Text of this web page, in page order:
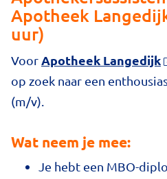
Apotheek
uur)
VoorApotheek Langedijk
op zoek naar een
(m/v).
Wat neem je mee:
Je hebt een MBO-